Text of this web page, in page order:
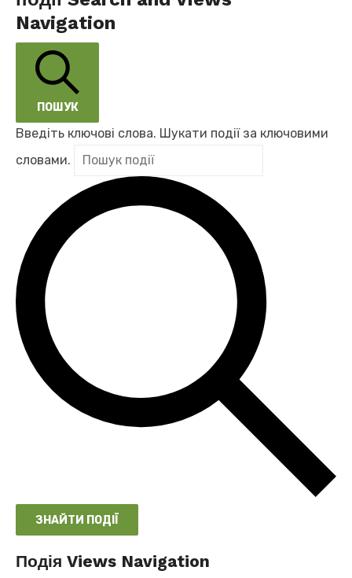
Navigation
ПОШУК
Введіть ключові слова. Шукати події за ключовими
словами.
ЗНАЙТИ ПОДІЇ
Подія Views Navigation